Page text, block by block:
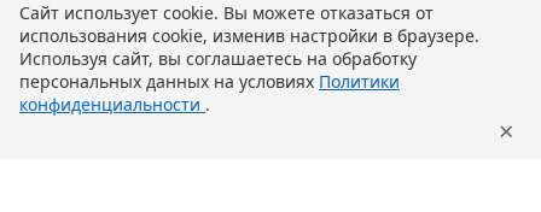
Предзаказ
Сайт использует cookie. Вы можете отказаться от
использования cookie, изменив настройки в браузере.
Используя сайт, вы соглашаетесь на обработку
персональных данных на условиях Политики
конфиденциальности .
×